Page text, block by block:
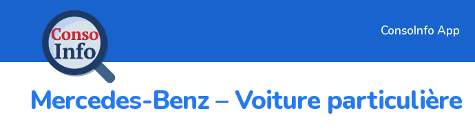
ConsoInfo App
Mercedes-Benz – Voiture particulière